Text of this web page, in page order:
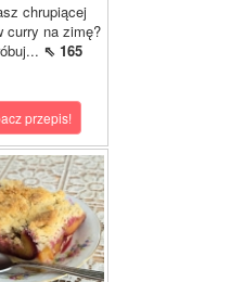
chrupiącej
curry na zimę?
⇖ 165
przepis!